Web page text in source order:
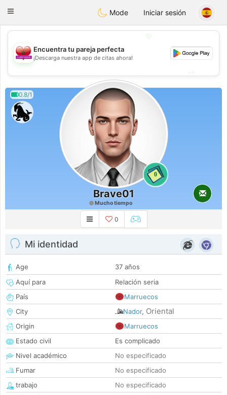
Maroc Dating
Toggle
Mode Iniciar sesión
💖
💕
Encuentra tu pareja perfecta
¡Descarga nuestra app de citas ahora!
0.8/1
0
Brave01
Mucho tiempo
0
Mi identidad
Age
37 años
Aquí para
Relación seria
País
Marruecos
City
Nador, Oriental
Origin
Marruecos
Estado civil
Es complicado
Nivel académico
No especificado
Fumar
No especificado
trabajo
No especificado